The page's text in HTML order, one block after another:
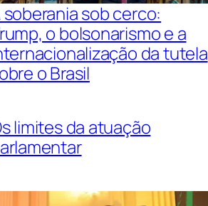
soberania sob cerco:
o bolsonarismo e a
da tutela
o Brasil
limites da atuação